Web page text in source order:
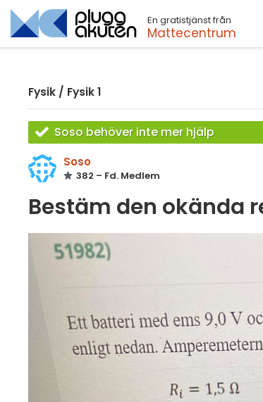
En gratistjänst från
Mattecentrum
Fysik / Fysik 1
Soso behöver inte mer hjälp
Soso
382 – Fd. Medlem
Bestäm den okända
Sök